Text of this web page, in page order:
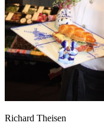
Richard Theisen